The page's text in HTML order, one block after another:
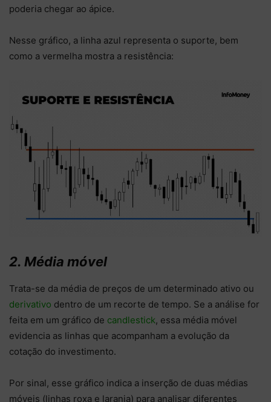
poderia chegar ao ápice.
Nesse gráfico, a linha azul representa o suporte, bem
como a vermelha mostra a resistência:
2. Média móvel
Trata-se da média de preços de um determinado ativo ou
derivativo dentro de um recorte de tempo. Se a análise for
feita em um gráfico de candlestick, essa média móvel
evidencia as linhas que acompanham a evolução da
cotação do investimento.
Por sinal, esse gráfico indica a inserção de duas médias
móveis (linhas roxa e laranja) para analisar diferentes